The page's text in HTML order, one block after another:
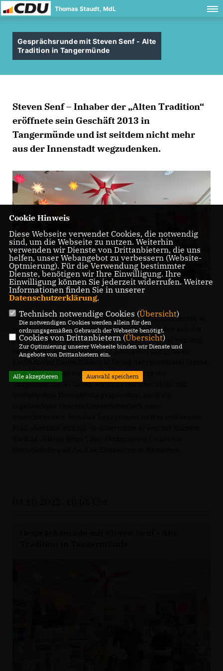
Thomas Staudt, MdL
Gesprächsrunde mit Steven Senf - Alte
Tradition in Tangermünde
Steven Senf – Inhaber der „Alten Tradition“
eröffnete sein Geschäft 2013 in
Tangermünde und ist seitdem nicht mehr
aus der Innenstadt wegzudenken.
Auf dem ersten Blick fallen sofort die Herrnhuter Sterne in
verschiedensten Varianten und Größen im Laden auf, die
auch im Onlinehandel wie viele weitere Produkte von ihm
vertrieben werden, denn er ist auch einer der größten
Sein Herz schlägt auch für die Entwicklung von
Tangermünde, so haben wir nicht nur über Ideen zur
Cookie Hinweis
Diese Webseite verwendet Cookies, die notwendig
sind, um die Webseite zu nutzen. Weiterhin
verwenden wir Dienste von Drittanbietern, die uns
helfen, unser Webangebot zu verbessern (Website-
Optmierung). Für die Verwendung bestimmter
Dienste, benötigen wir Ihre Einwilligung. Ihre
Einwilligung können Sie jederzeit widerrufen. Weitere
Informationen finden Sie in unserer
Datenschutzerklärung.
Technisch notwendige Cookies (Übersicht)
Die notwendigen Cookies werden allein für den
ordnungsgemäßen Gebrauch der Webseite benötigt.
Cookies von Drittanbietern (Übersicht)
Zur Optimierung unserer Webseite binden wir Dienste und
Angebote von Drittanbietern ein.
Alle akzeptieren Auswahl speichern